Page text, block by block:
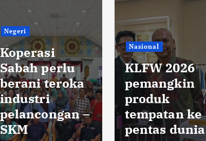
Negeri
Koperasi
Sabah perlu
berani teroka
industri
pelancongan –
SKM
Nasional
KLFW 2026
pemangkin
produk
tempatan ke
pentas dunia